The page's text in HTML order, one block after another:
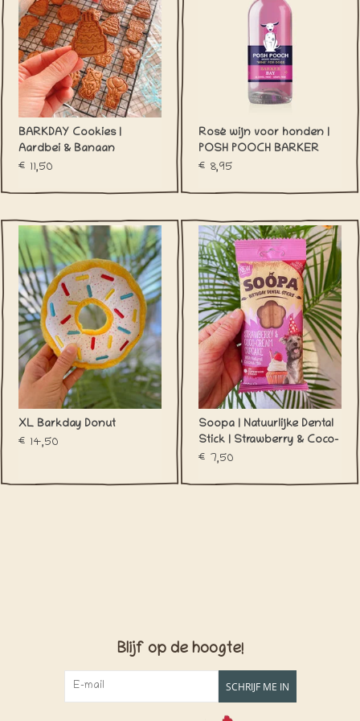
BARKDAY Cookies |
Aardbei & Banaan
(glutenvrij)
€11,50
Rosé wijn voor honden |
POSH POOCH BARKER
BAY
€8,95
XL Barkday Donut
€14,50
Soopa | Natuurlijke Dental
Stick | Strawberry & Coco-
Cream Cupcake
€7,50
Blijf op de hoogte!
SCHRIJF ME IN